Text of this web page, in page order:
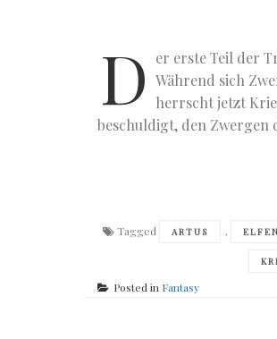
D
er erste Teil der
Während sich
herrscht jetzt
beschuldigt, den Zwergen
Tagged ARTUS , ELFEN
Posted in Fantasy